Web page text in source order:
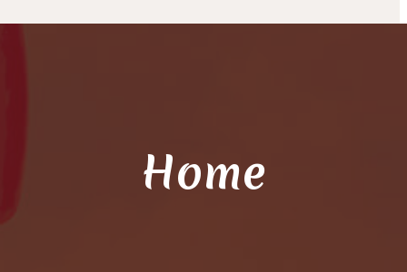
Home